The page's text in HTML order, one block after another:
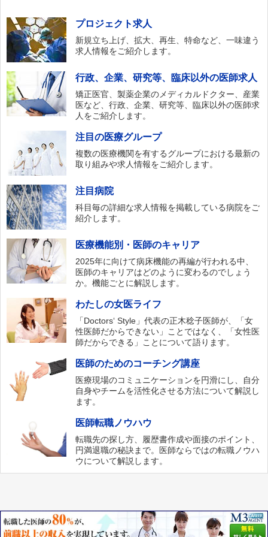
プロジェクト求人
新規立ち上げ、拡大、再生、特命など、一味違う
求人情報をご紹介します。
行政、企業、研究等、臨床以外の医師求人
矯正医官、製薬企業のメディカルドクター、産業
医など、行政、企業、研究等、臨床以外の医師求
人をご紹介します。
注目の医療グループ
複数の医療機関を有するグループにおける最新の
取り組みや求人情報をご紹介します。
注目病院
科目毎の詳細な求人情報を掲載している病院をご
紹介します。
医療機能別・医師のキャリア
2025年に向けて病床機能の再編が行われる中、
医師のキャリアはどのように変わるのでしょう
か。機能ごとに解説します。
わたしの女医ライフ
「Doctors‘ Style」代表の正木稔子医師が、「女
性医師だからできない」ことではなく、「女性医
師だからできる」ことについて語ります。
医師のためのコーチング講座
医療現場のコミュニケーションを円滑にし、自分
自身やチームを活性化させる方法について解説し
ます。
医師転職ノウハウ
転職先の探し方、履歴書作成や面接のポイント、
円満退職の秘訣まで。医師ならではの転職ノウハ
ウについて解説します。